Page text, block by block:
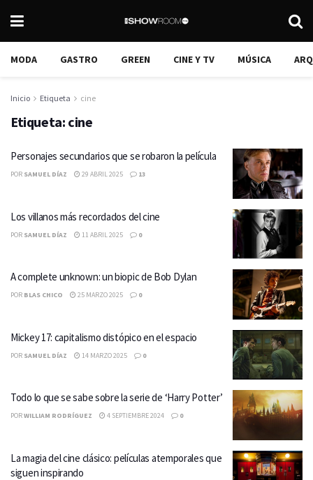
MODA GASTRO GREEN CINE Y TV MÚSICA
Inicio Etiqueta cine
Etiqueta: cine
Personajes secundarios que se robaron la película
POR SAMUEL DÍAZ 29 ABRIL 2025 13
Los villanos más recordados del cine
POR SAMUEL DÍAZ 11 ABRIL 2025 0
A complete unknown: un biopic de Bob Dylan
POR BLAS CHICO 25 MARZO 2025 0
Mickey 17: capitalismo distópico en el espacio
POR SAMUEL DÍAZ 14 MARZO 2025 0
Todo lo que se sabe sobre la serie de ‘Harry Potter’
PORWILLIAM RODRÍGUEZ 4 SEPTIEMBRE 2024 0
La magia del cine clásico: películas atemporales que
siguen inspirando